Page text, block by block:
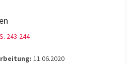
243-244
11.06.2020